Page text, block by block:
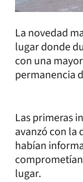
La novedad
lugar donde
con una mayor
permanencia
Las primeras
avanzó con la
habían
lugar.